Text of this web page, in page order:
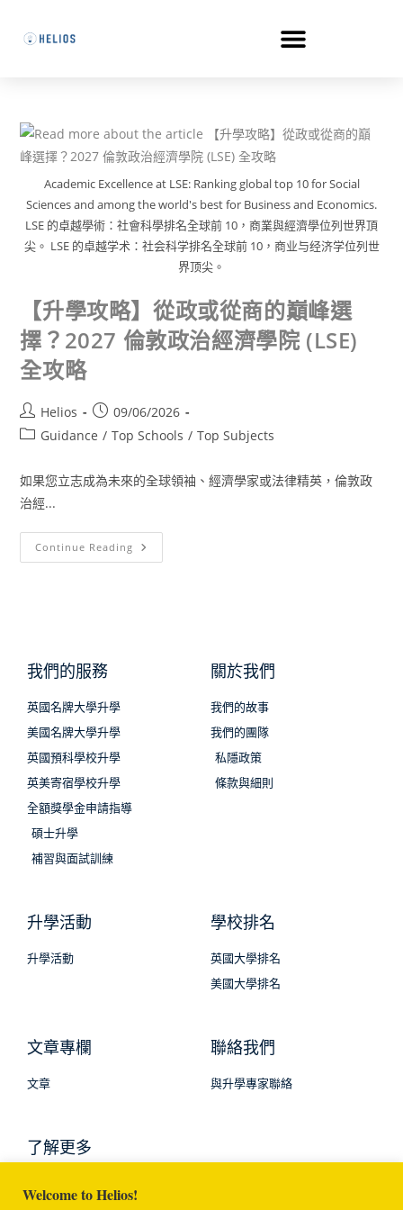
Academic Excellence at LSE: Ranking global top 10 for Social
Sciences and among the world's best for Business and Economics.
LSE 的卓越學術：社會科學排名全球前 10，商業與經濟學位列世界頂
尖。 LSE 的卓越学术：社会科学排名全球前 10，商业与经济学位列世
界顶尖。
【升學攻略】從政或從商的巔峰選
擇？2027 倫敦政治經濟學院 (LSE)
全攻略
Helios
09/06/2026
Guidance / Top Schools / Top Subjects
如果您立志成為未來的全球領袖、經濟學家或法律精英，倫敦政
治經...
Continue Reading
我們的服務
英國名牌大學升學
美國名牌大學升學
英國預科學校升學
英美寄宿學校升學
全額獎學金申請指導
碩士升學
補習與面試訓練
關於我們
我們的故事
我們的團隊
私隱政策
條款與細則
升學活動
升學活動
學校排名
英國大學排名
美國大學排名
文章專欄
文章
聯絡我們
與升學專家聯絡
了解更多
Welcome to Helios!